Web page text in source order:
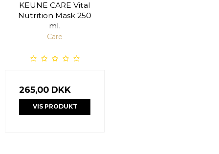
KEUNE CARE Vital
Nutrition Mask 250
ml.
Care
265,00 DKK
VIS PRODUKT